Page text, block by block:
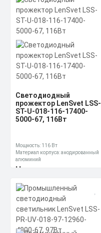
Светодиодный
прожектор LenSvet LSS-
ST-U-018-116-17400-
5000-67, 116Вт
Мощность: 116 Вт
Материал корпуса: анодированный
алюминий
Производитель источника питания:
Цена по запросу
Получить КП за 15
минутСкачать
КП